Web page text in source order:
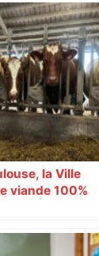
a une
Toulouse? –
la Ville
viande 100%